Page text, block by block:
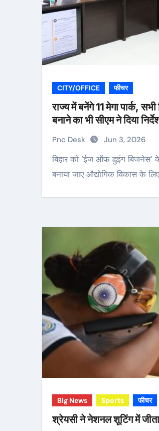
CITY/OFFICE फीचर
राज्य में बनेंगे 11 मेगा पार्क,
बनाने का भी सीएम ने दिया
Pnc Desk Jun 3, 2026
बिहार को ‘ईज ऑफ डुइंग बिजनेस’ के क्षेत्र में अग्रणी राज्य
बनाया जाए औद्योगिक विकास के
Big News Sports फीचर
श्रेयसी ने नेशनल शूटिंग में